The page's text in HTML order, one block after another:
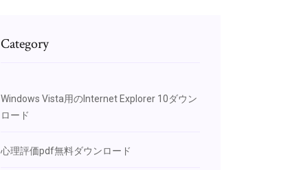
Category
Windows Vista用のInternet Explorer 10ダウン
ロード
心理評価pdf無料ダウンロード